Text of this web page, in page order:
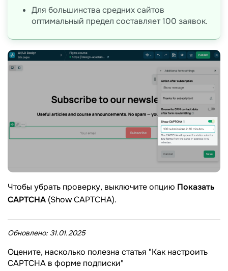
Для большинства средних сайтов
оптимальный предел составляет 100 заявок.
Чтобы убрать проверку, выключите опцию Показать
CAPTCHA (Show CAPTCHA).
Обновлено: 31.01.2025
Оцените, насколько полезна статья "Как настроить
CAPTCHA в форме подписки"